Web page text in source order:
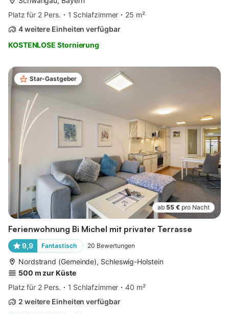
Platz für 2 Pers.
1 Schlafzimmer
25 m²
4 weitere Einheiten verfügbar
KOSTENLOSE Stornierung
Star-Gastgeber
ab 55 € pro Nacht
Ferienwohnung Bi Michel mit privater Terrasse
9,9 Fantastisch 20 Bewertungen
Nordstrand (Gemeinde), Schleswig-Holstein
500 m zur Küste
Platz für 2 Pers.
1 Schlafzimmer
40 m²
2 weitere Einheiten verfügbar